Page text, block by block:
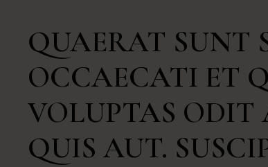
QUAERAT SUNT
OCCAECATI ET
VOLUPTAS ODIT
QUIS AUT.